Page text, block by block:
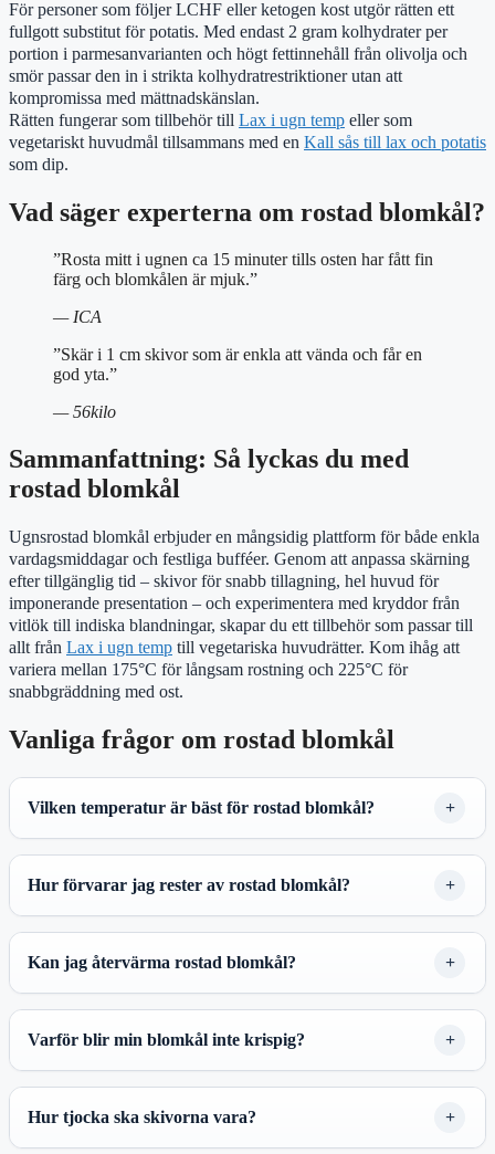
För personer som följer LCHF eller ketogen kost utgör rätten ett
fullgott substitut för potatis. Med endast 2 gram kolhydrater per
portion i parmesanvarianten och högt fettinnehåll från olivolja och
smör passar den in i strikta kolhydratrestriktioner utan att
kompromissa med mättnadskänslan.
Rätten fungerar som tillbehör till Lax i ugn temp eller som
vegetariskt huvudmål tillsammans med en Kall sås till lax och potatis
som dip.
Vad säger experterna om rostad blomkål?
”Rosta mitt i ugnen ca 15 minuter tills osten har fått fin
färg och blomkålen är mjuk.”
— ICA
”Skär i 1 cm skivor som är enkla att vända och får en
god yta.”
— 56kilo
Sammanfattning: Så lyckas du med
rostad blomkål
Ugnsrostad blomkål erbjuder en mångsidig plattform för både enkla
vardagsmiddagar och festliga bufféer. Genom att anpassa skärning
efter tillgänglig tid – skivor för snabb tillagning, hel huvud för
imponerande presentation – och experimentera med kryddor från
vitlök till indiska blandningar, skapar du ett tillbehör som passar till
allt från Lax i ugn temp till vegetariska huvudrätter. Kom ihåg att
variera mellan 175°C för långsam rostning och 225°C för
snabbgräddning med ost.
Vanliga frågor om rostad blomkål
Vilken temperatur är bäst för rostad blomkål?
Hur förvarar jag rester av rostad blomkål?
Kan jag återvärma rostad blomkål?
Varför blir min blomkål inte krispig?
Hur tjocka ska skivorna vara?